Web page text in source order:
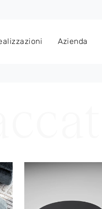
Azienda